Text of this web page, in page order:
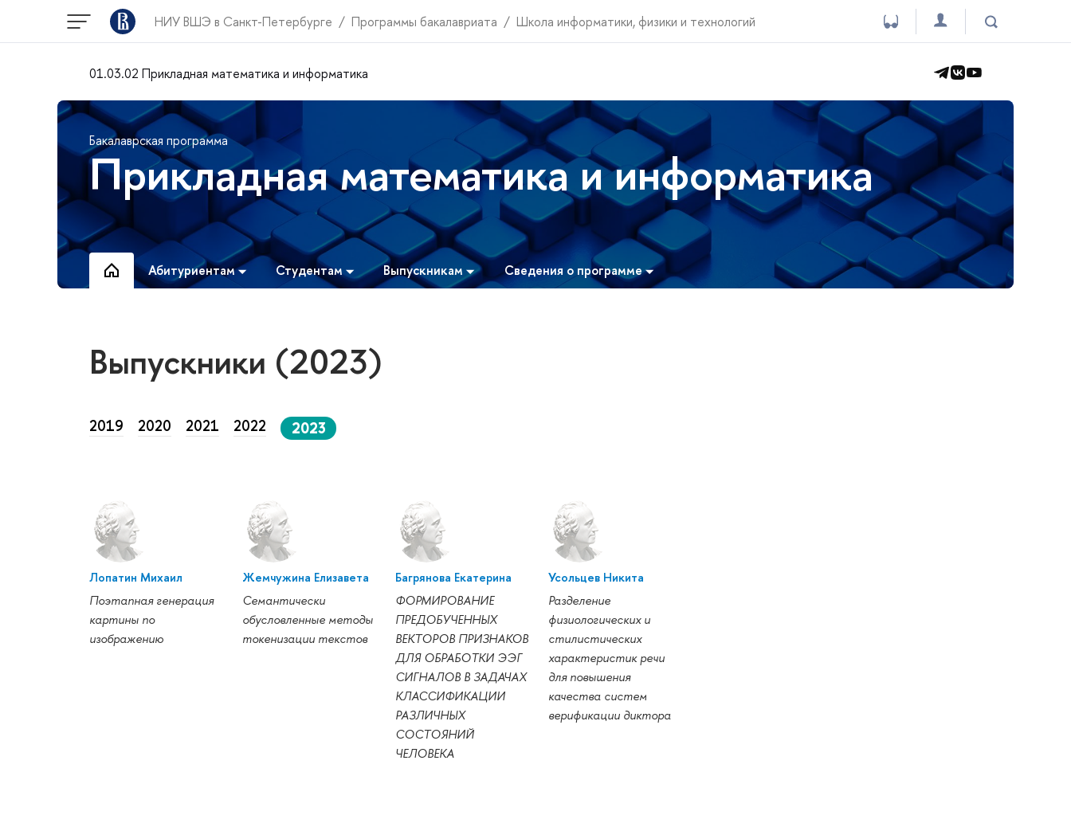
НИУ ВШЭ в Санкт-Петербурге Программы бакалавриата Школа информатики, физики и технологий
01.03.02 Прикладная математика и информатика
Бакалаврская программа
Прикладная математика и информатика
Абитуриентам Студентам Выпускникам Сведения о программе
Выпускники (2023)
2019 2020 2021 2022 2023
Лопатин Михаил
Поэтапная генерация
картины по
изображению
Жемчужина Елизавета
Семантически
обусловленные методы
токенизации текстов
Багрянова Екатерина
ФОРМИРОВАНИЕ
ПРЕДОБУЧЕННЫХ
ВЕКТОРОВ ПРИЗНАКОВ
ДЛЯ ОБРАБОТКИ ЭЭГ
СИГНАЛОВ В ЗАДАЧАХ
КЛАССИФИКАЦИИ
РАЗЛИЧНЫХ
СОСТОЯНИЙ
ЧЕЛОВЕКА
Усольцев Никита
Разделение
физиологических и
стилистических
характеристик речи
для повышения
качества систем
верификации диктора